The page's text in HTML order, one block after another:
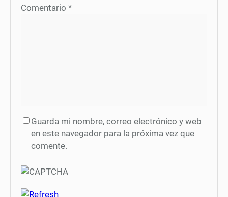
Comentario *
Guarda mi nombre, correo electrónico y web
en este navegador para la próxima vez que
comente.